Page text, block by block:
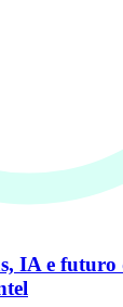
IA e futuro